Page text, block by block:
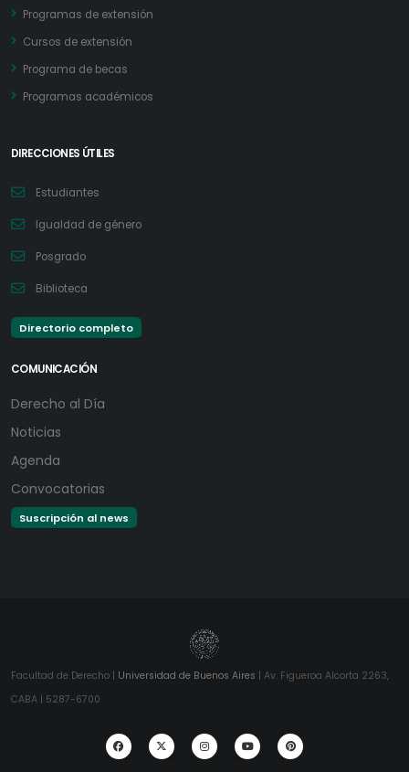
Programas de extensión
Cursos de extensión
Programa de becas
Programas académicos
DIRECCIONES ÚTILES
Estudiantes
Igualdad de género
Posgrado
Biblioteca
Directorio completo
COMUNICACIÓN
Derecho al Día
Noticias
Agenda
Convocatorias
Suscripción al news
Facultad de Derecho | Universidad de Buenos Aires | Av. Figueroa Alcorta 2263,
CABA | 5287-6700